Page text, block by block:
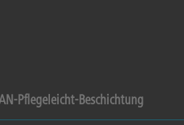
Pflegeleicht-Beschichtung